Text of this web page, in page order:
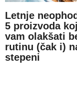
Letnje
5 proizvoda
vam olakšati
rutinu (čak i)
stepeni